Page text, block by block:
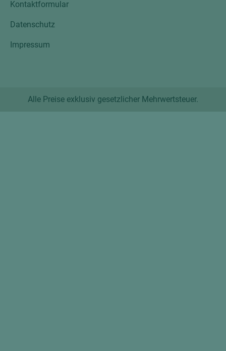
Kontaktformular
Datenschutz
Impressum
Alle Preise exklusiv gesetzlicher Mehrwertsteuer.